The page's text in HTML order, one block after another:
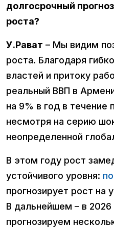
долгосрочный
роста?
У.Рават – Мы видим
роста. Благодаря
властей и притоку
реальный ВВП в
на 9% в год в течение
несмотря на серию
неопределенной
В этом году рост
устойчивого уровня:
прогнозирует рост на
В дальнейшем – в
прогнозируем